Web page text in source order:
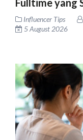
Fulltime yang
Influencer Tips
5 August 2026